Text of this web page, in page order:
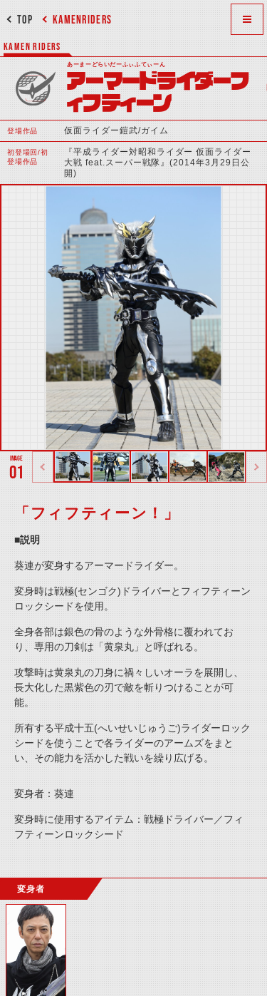
KAMENRIDERS
TOP
KAMEN RIDERS
あーまーどらいだーふぃふてぃーん
アーマードライダーフ
ィフティーン
登場作品 仮面ライダー鎧武/ガイム
初登場回/初
登場作品
『平成ライダー対昭和ライダー 仮面ライダー
大戦 feat.スーパー戦隊』(2014年3月29日公
開)
01
「フィフティーン！」
■説明
葵連が変身するアーマードライダー。
変身時は戦極(センゴク)ドライバーとフィフティーン
ロックシードを使用。
全身各部は銀色の骨のような外骨格に覆われてお
り、専用の刀剣は「黄泉丸」と呼ばれる。
攻撃時は黄泉丸の刀身に禍々しいオーラを展開し、
長大化した黒紫色の刃で敵を斬りつけることが可
能。
所有する平成十五(へいせいじゅうご)ライダーロック
シードを使うことで各ライダーのアームズをまと
い、その能力を活かした戦いを繰り広げる。
変身者：葵連
変身時に使用するアイテム：戦極ドライバー／フィ
フティーンロックシード
変身者